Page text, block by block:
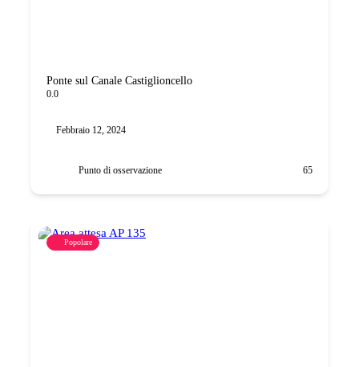
Ponte sul Canale Castiglioncello
0.0
Febbraio 12, 2024
Punto di osservazione 65
Popolare